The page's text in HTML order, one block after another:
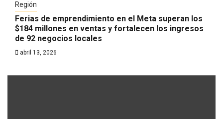
Región
Ferias de emprendimiento en el Meta superan los
$184 millones en ventas y fortalecen los ingresos
de 92 negocios locales
abril 13, 2026